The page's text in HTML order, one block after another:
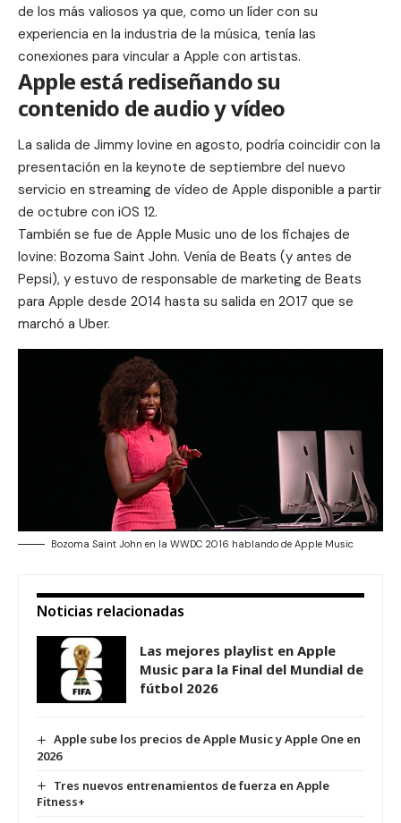
de los más valiosos ya que, como un líder con su
experiencia en la industria de la música, tenía las
conexiones para vincular a Apple con artistas.
Apple está rediseñando su
contenido de audio y vídeo
La salida de Jimmy Iovine en agosto, podría coincidir con la
presentación en la keynote de septiembre del nuevo
servicio en streaming de vídeo de Apple disponible a partir
de octubre con iOS 12.
También se fue de Apple Music uno de los fichajes de
Iovine: Bozoma Saint John. Venía de Beats (y antes de
Pepsi), y estuvo de responsable de marketing de Beats
para Apple desde 2014 hasta su salida en 2017 que se
marchó a Uber.
Bozoma Saint John en la WWDC 2016 hablando de Apple Music
Noticias relacionadas
Las mejores playlist en Apple
Music para la Final del Mundial de
fútbol 2026
Apple sube los precios de Apple Music y Apple One en
2026
Tres nuevos entrenamientos de fuerza en Apple
Fitness+